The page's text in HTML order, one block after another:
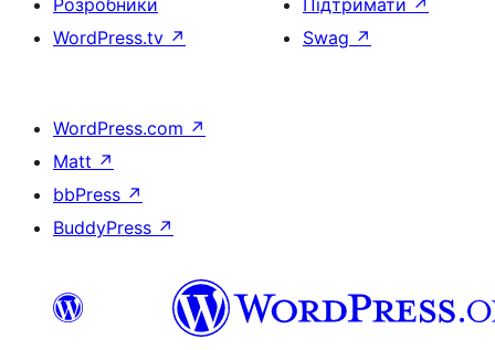
Розробники
WordPress.tv ↗
Підтримати ↗
Swag ↗
WordPress.com ↗
Matt ↗
bbPress ↗
BuddyPress ↗